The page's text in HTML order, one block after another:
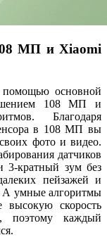
МП и Xiaomi
помощью основной
108 МП и
Благодаря
в 108 МП вы
фото и видео.
датчиков
3-кратный зум без
пейзажей и
А умные алгоритмы
высокую скорость
поэтому каждый